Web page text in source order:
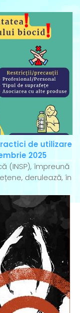
de utilizare
2025
(INSP), împreună
derulează, în